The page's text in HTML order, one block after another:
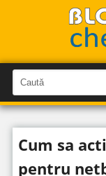
a
u
t
C
a
u
î
n
i
Cum sa
pentru